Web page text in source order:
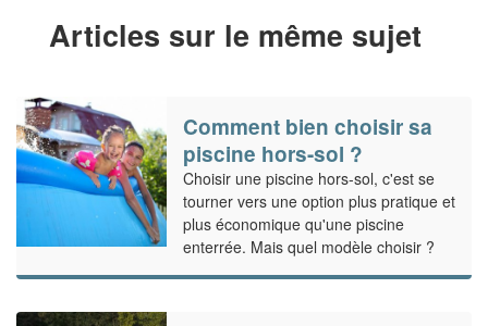
Articles sur le même sujet
Comment bien choisir sa
piscine hors-sol ?
Choisir une piscine hors-sol, c'est se
tourner vers une option plus pratique et
plus économique qu'une piscine
enterrée. Mais quel modèle choisir ?